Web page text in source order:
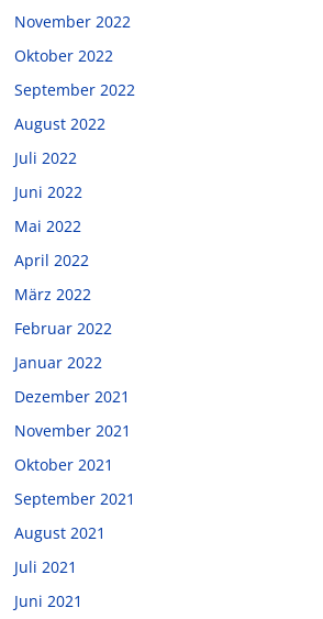
November 2022
Oktober 2022
September 2022
August 2022
Juli 2022
Juni 2022
Mai 2022
April 2022
März 2022
Februar 2022
Januar 2022
Dezember 2021
November 2021
Oktober 2021
September 2021
August 2021
Juli 2021
Juni 2021